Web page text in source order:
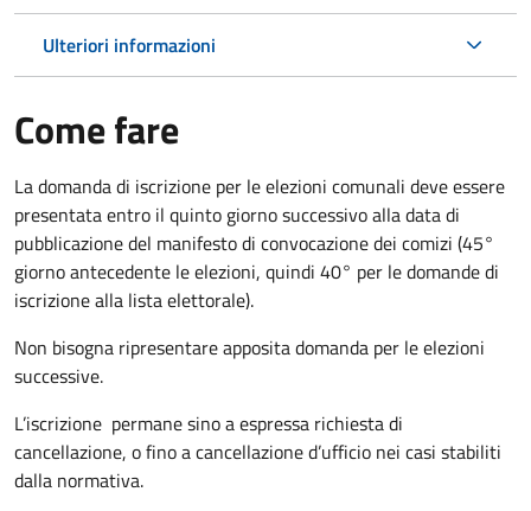
Ulteriori informazioni
Come fare
La domanda di iscrizione per le elezioni comunali deve essere
presentata entro il quinto giorno successivo alla data di
pubblicazione del manifesto di convocazione dei comizi (45°
giorno antecedente le elezioni, quindi 40° per le domande di
iscrizione alla lista elettorale).
Non bisogna ripresentare apposita domanda per le elezioni
successive.
L’iscrizione permane sino a espressa richiesta di
cancellazione, o fino a cancellazione d’ufficio nei casi stabiliti
dalla normativa.